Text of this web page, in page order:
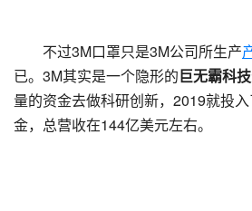
不过3M口罩只是3M公司所生产
已。3M其实是一个隐形的巨无霸科
量的资金去做科研创新，2019就投
金，总营收在144亿美元左右。